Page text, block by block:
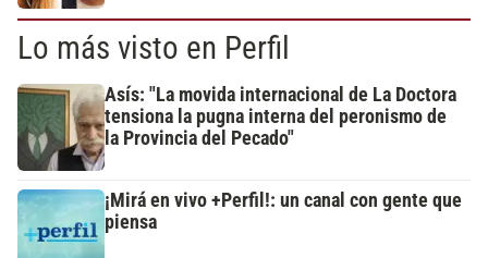
Lo más visto en Perfil
Asís: "La movida internacional de La Doctora
tensiona la pugna interna del peronismo de
la Provincia del Pecado"
¡Mirá en vivo +Perfil!: un canal con gente que
piensa